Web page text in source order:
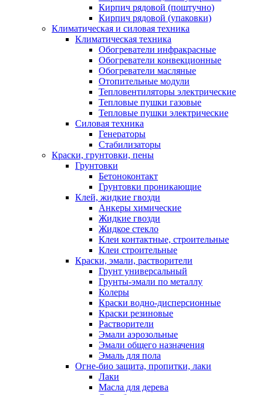
Кирпич рядовой (поштучно)
Кирпич рядовой (упаковки)
Климатическая и силовая техника
Климатическая техника
Обогреватели инфракрасные
Обогреватели конвекционные
Обогреватели масляные
Отопительные модули
Тепловентиляторы электрические
Тепловые пушки газовые
Тепловые пушки электрические
Силовая техника
Генераторы
Стабилизаторы
Краски, грунтовки, пены
Грунтовки
Бетоноконтакт
Грунтовки проникающие
Клей, жидкие гвозди
Анкеры химические
Жидкие гвозди
Жидкое стекло
Клеи контактные, строительные
Клеи строительные
Краски, эмали, растворители
Грунт универсальный
Грунты-эмали по металлу
Колеры
Краски водно-дисперсионные
Краски резиновые
Растворители
Эмали аэрозольные
Эмали общего назначения
Эмаль для пола
Огне-био защита, пропитки, лаки
Лаки
Масла для дерева